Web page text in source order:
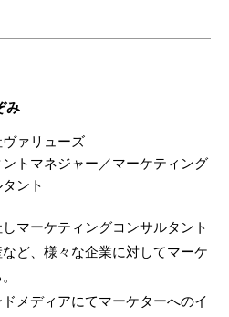
み
ァリューズ
トマネジャー／マーケティング
ント
マーケティングコンサルタント
ど、様々な企業に対してマーケ
メディアにてマーケターへのイ